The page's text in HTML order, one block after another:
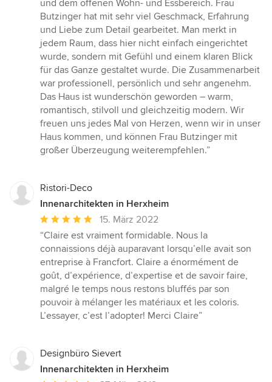
und dem offenen Wohn- und Essbereich. Frau
Butzinger hat mit sehr viel Geschmack, Erfahrung
und Liebe zum Detail gearbeitet. Man merkt in
jedem Raum, dass hier nicht einfach eingerichtet
wurde, sondern mit Gefühl und einem klaren Blick
für das Ganze gestaltet wurde. Die Zusammenarbeit
war professionell, persönlich und sehr angenehm.
Das Haus ist wunderschön geworden – warm,
romantisch, stilvoll und gleichzeitig modern. Wir
freuen uns jedes Mal von Herzen, wenn wir in unser
Haus kommen, und können Frau Butzinger mit
großer Überzeugung weiterempfehlen.”
Ristori-Deco
Innenarchitekten in Herxheim
Durchschnittliche
Bewertung:
5
von
5
Sternen
15. März 2022
“Claire est vraiment formidable. Nous la
connaissions déjà auparavant lorsqu’elle avait son
entreprise à Francfort. Claire a énormément de
goût, d’expérience, d’expertise et de savoir faire,
malgré le temps nous restons bluffés par son
pouvoir à mélanger les matériaux et les coloris.
L’essayer, c’est l’adopter! Merci Claire”
Designbüro Sievert
Innenarchitekten in Herxheim